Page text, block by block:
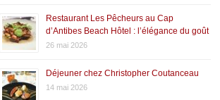
Restaurant Les Pêcheurs au Cap
d’Antibes Beach Hôtel : l’élégance du goût
26 mai 2026
Déjeuner chez Christopher Coutanceau
14 mai 2026